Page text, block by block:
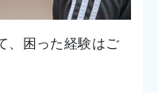
、困った経験はご